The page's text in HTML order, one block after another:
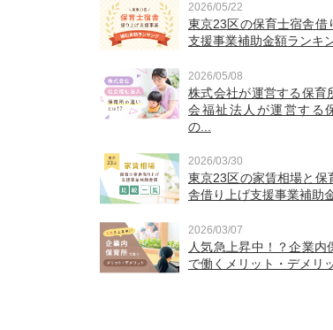
2026/05/22
東京23区の保育士宿舎借
支援事業補助金額ランキ
2026/05/08
株式会社が運営する保育
会福祉法人が運営する
の...
2026/03/30
東京23区の家賃相場と保
舎借り上げ支援事業補助
2026/03/07
人気急上昇中！？企業内
で働くメリット・デメリ